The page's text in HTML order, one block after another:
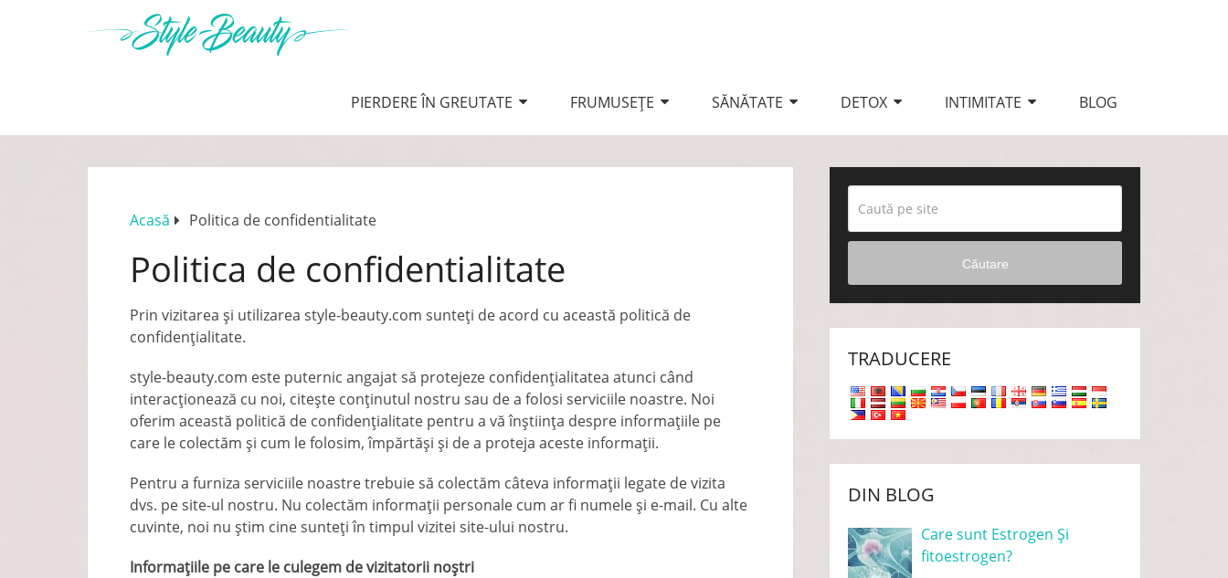
PIERDERE ÎN GREUTATE FRUMUSEŢE SĂNĂTATE DETOX INTIMITATE BLOG
Acasă Politica de confidentialitate
Politica de confidentialitate
Prin vizitarea și utilizarea style-beauty.com sunteți de acord cu această politică de
confidențialitate.
style-beauty.com este puternic angajat să protejeze confidențialitatea atunci când
interacționează cu noi, citește conținutul nostru sau de a folosi serviciile noastre. Noi
oferim această politică de confidențialitate pentru a vă înștiința despre informațiile pe
care le colectăm și cum le folosim, împărtăși și de a proteja aceste informații.
Pentru a furniza serviciile noastre trebuie să colectăm câteva informații legate de vizita
dvs. pe site-ul nostru. Nu colectăm informații personale cum ar fi numele și e-mail. Cu alte
cuvinte, noi nu știm cine sunteți în timpul vizitei site-ului nostru.
Informațiile pe care le culegem de vizitatorii noștri
Căutare
TRADUCERE
DIN BLOG
Care sunt Estrogen Și
fitoestrogen?